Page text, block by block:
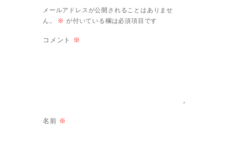
メールアドレスが公開されることはありませ
ん。
※ が付いている欄は必須項目です
コメント ※
名前 ※